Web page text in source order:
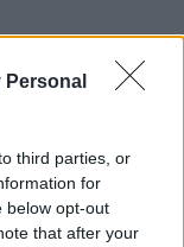
Personal
third parties, or
for
below opt-out
that after your